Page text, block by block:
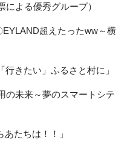
による優秀グループ）
超えたったww～横
きたい」ふるさと村に」
の未来～夢のスマートシテ
たちは！！」